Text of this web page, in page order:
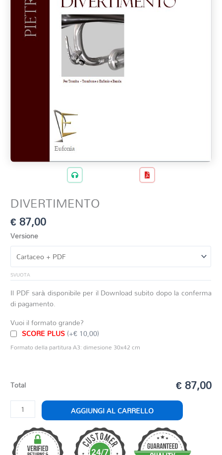
DIVERTIMENTO
€87,00
Versione
SVUOTA
Il PDF sarà disponibile per il Download subito dopo la conferma
di pagamento.
Vuoi il formato grande?
SCORE PLUS(+€ 10,00)
Formato della partitura A3: dimesione 30x42 cm
Total € 87,00
DIVERTIMENTO
quantità
AGGIUNGI AL CARRELLO